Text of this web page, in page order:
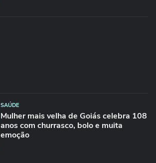
SAÚDE
Mulher mais velha de Goiás celebra 108
anos com churrasco, bolo e muita
emoção